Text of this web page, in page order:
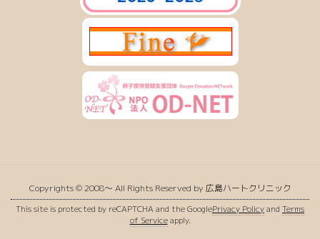
Copyrights © 2008〜 All Rights Reserved by 広島ハートクリニック
This site is protected by reCAPTCHA and the GooglePrivacy Policyand Terms
of Serviceapply.